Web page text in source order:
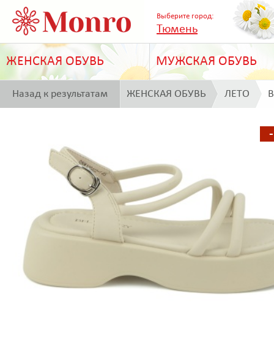
Выберите город:
Тюмень
ЖЕНСКАЯ ОБУВЬ МУЖСКАЯ ОБУВЬ
Назад к результатам ЖЕНСКАЯ ОБУВЬ ЛЕТО